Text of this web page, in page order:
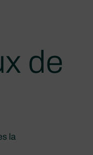
de
la